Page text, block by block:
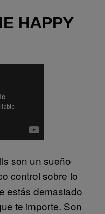
HAPPY
son un sueño
control sobre lo
estás demasiado
te importe. Son